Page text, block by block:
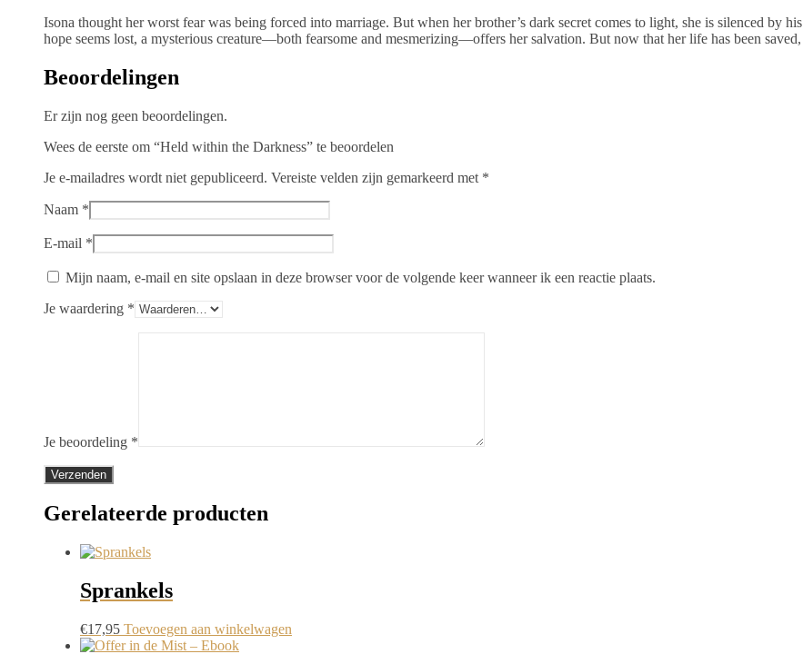
Isona thought her worst fear was being forced into marriage. But when her brother’s dark secret comes to light, she is silenced by
hope seems lost, a mysterious creature—both fearsome and mesmerizing—offers her salvation. But now that her life has been
Beoordelingen
Er zijn nog geen beoordelingen.
Wees de eerste om “Held within the Darkness” te beoordelen
Je e-mailadres wordt niet gepubliceerd. Vereiste velden zijn gemarkeerd met *
Naam *
E-mail *
Mijn naam, e-mail en site opslaan in deze browser voor de volgende keer wanneer ik een reactie plaats.
Je waardering *
Je beoordeling *
Gerelateerde producten
Sprankels
€17,95 Toevoegen aan winkelwagen